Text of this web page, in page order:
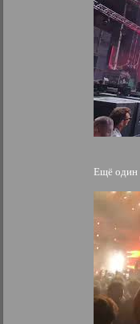
Ещё один